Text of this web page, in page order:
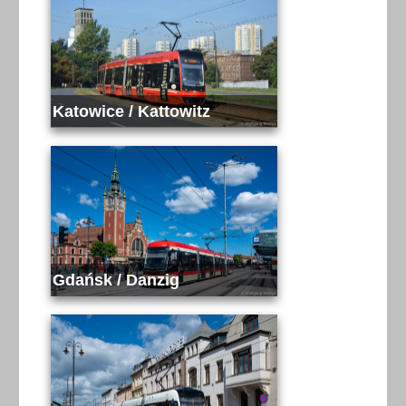
Katowice / Kattowitz
Gdańsk / Danzig